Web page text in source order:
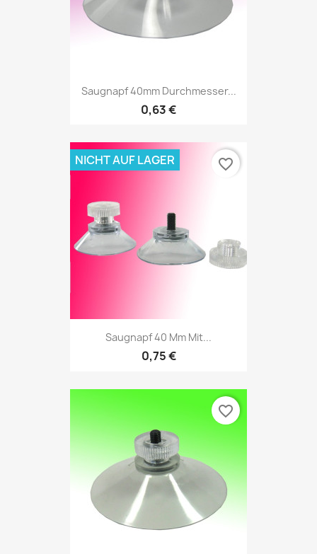
Saugnapf 40mm Durchmesser...
0,63 €
Saugnapf 40 Mm Mit...
0,75 €
NICHT AUF LAGER favorite_border
favorite_border